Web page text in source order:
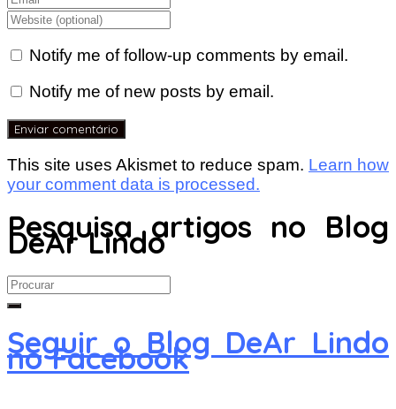
Notify me of follow-up comments by email.
Notify me of new posts by email.
This site uses Akismet to reduce spam. Learn how
your comment data is processed.
Pesquisa artigos no Blog
DeAr Lindo
Search
for:
Seguir o Blog DeAr Lindo
no Facebook